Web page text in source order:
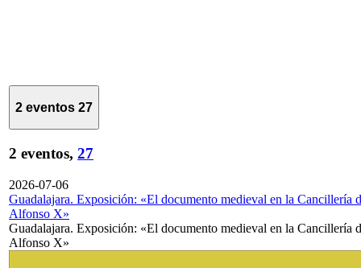
2 eventos 27
2 eventos, 27
2026-07-06
Guadalajara. Exposición: «El documento medieval en la Cancillería
Alfonso X»
Guadalajara. Exposición: «El documento medieval en la Cancillería
Alfonso X»